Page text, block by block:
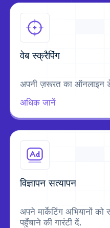
वेब स्क्रैपिंग
अपनी ज़रूरत का ऑनलाइन
अधिक जानें
विज्ञापन सत्यापन
अपने मार्केटिंग अभियानों को
पहुँचाने की गारंटी दें.